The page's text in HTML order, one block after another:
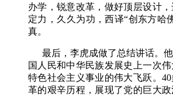
办学，锐意改革，做好顶层设计
定力，久久为功，西译“创东方哈
真。
最后，李虎成做了总结讲话。他
国人民和中华民族发展史上一次
特色社会主义事业的伟大飞跃。
革的艰辛历程，展现了党的巨大